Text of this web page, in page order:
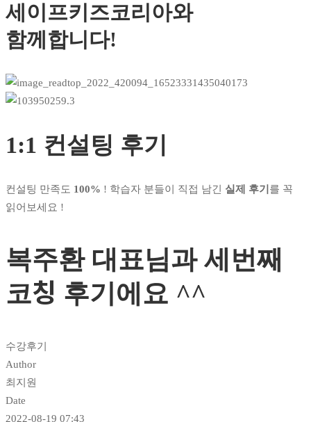
세이프키즈코리아와
함께합니다!
1:1 컨설팅 후기
컨설팅 만족도 100% ! 학습자 분들이 직접 남긴 실제 후기 를 꼭
읽어보세요 !
복주환 대표님과 세번째
코칭 후기에요 ^^
수강후기
Author
최지원
Date
2022-08-19 07:43